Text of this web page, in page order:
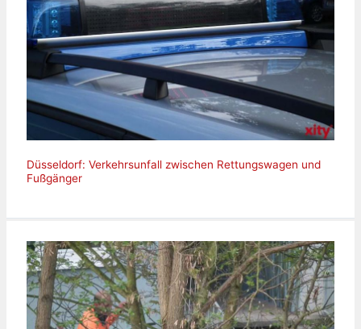
Düsseldorf: Verkehrsunfall zwischen Rettungswagen und
Fußgänger